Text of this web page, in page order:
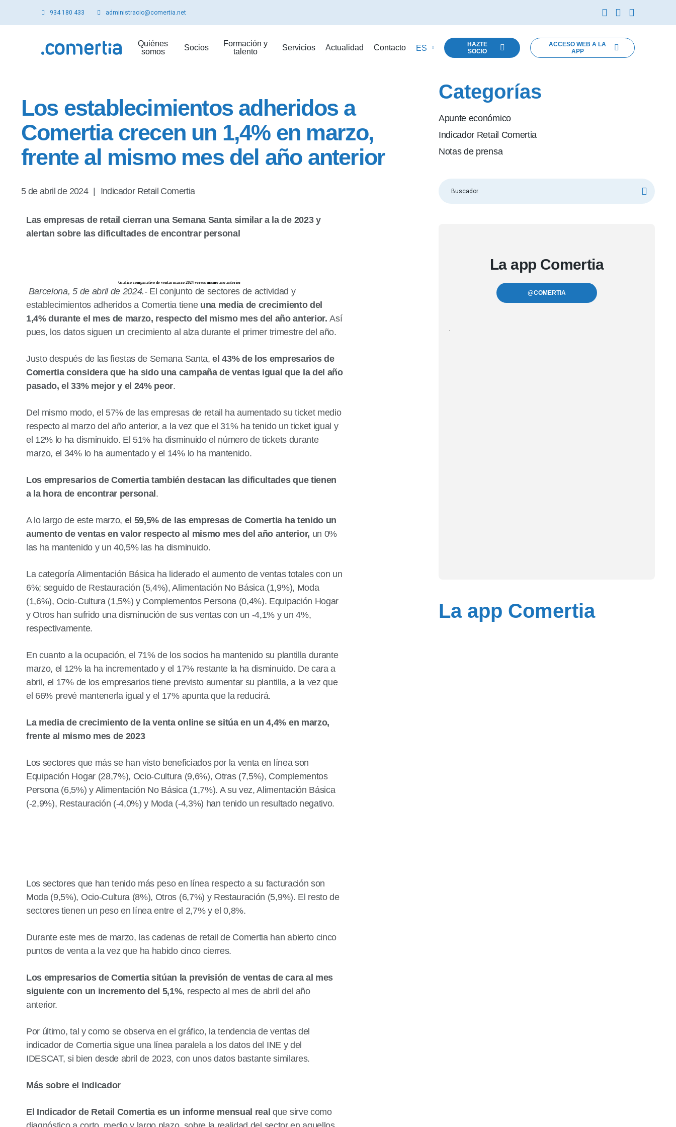
934 180 433 administracio@comertia.net
Quiénes
somos
Socios
Formación y
talento
Servicios Actualidad Contacto ES
HAZTE
SOCIO
ACCESO WEB A LA
APP
Los establecimientos adheridos a
Comertia crecen un 1,4% en marzo,
frente al mismo mes del año anterior
5 de abril de 2024 Indicador Retail Comertia
Las empresas de retail cierran una Semana Santa similar a la de 2023 y
alertan sobre las dificultades de encontrar personal
Gràfico comparativo de ventas marzo 2024 versus mismo año anterior
Barcelona, 5 de abril de 2024.- El conjunto de sectores de actividad y
establecimientos adheridos a Comertia tiene una media de crecimiento del
1,4% durante el mes de marzo, respecto del mismo mes del año anterior.Así
pues, los datos siguen un crecimiento al alza durante el primer trimestre del año.
Justo después de las fiestas de Semana Santa,el 43% de los empresarios de
Comertia considera que ha sido una campaña de ventas igual que la del año
pasado, el 33% mejor y el 24% peor.
Del mismo modo, el 57% de las empresas de retail ha aumentado su ticket medio
respecto al marzo del año anterior, a la vez que el 31% ha tenido un ticket igual y
el 12% lo ha disminuido. El 51% ha disminuido el número de tickets durante
marzo, el 34% lo ha aumentado y el 14% lo ha mantenido.
Los empresarios de Comertia también destacan las dificultades que tienen
a la hora de encontrar personal .
A lo largo de este marzo, el 59,5% de las empresas de Comertia ha tenido un
aumento de ventas en valor respecto al mismo mes del año anterior, un 0%
las ha mantenido y un 40,5% las ha disminuido.
La categoría Alimentación Básica ha liderado el aumento de ventas totales con un
6%; seguido de Restauración (5,4%), Alimentación No Básica (1,9%), Moda
(1,6%), Ocio-Cultura (1,5%) y Complementos Persona (0,4%). Equipación Hogar
y Otros han sufrido una disminución de sus ventas con un -4,1% y un 4%,
respectivamente.
En cuanto a la ocupación, el 71% de los socios ha mantenido su plantilla durante
marzo, el 12% la ha incrementado y el 17% restante la ha disminuido. De cara a
abril, el 17% de los empresarios tiene previsto aumentar su plantilla, a la vez que
el 66% prevé mantenerla igual y el 17% apunta que la reducirá.
La media de crecimiento de la venta online se sitúa en un 4,4% en marzo,
frente al mismo mes de 2023
Los sectores que más se han visto beneficiados por la venta en línea son
Equipación Hogar (28,7%), Ocio-Cultura (9,6%), Otras (7,5%), Complementos
Persona (6,5%) y Alimentación No Básica (1,7%). A su vez, Alimentación Básica
(-2,9%), Restauración (-4,0%) y Moda (-4,3%) han tenido un resultado negativo.
Los sectores que han tenido más peso en línea respecto a su facturación son
Moda (9,5%), Ocio-Cultura (8%), Otros (6,7%) y Restauración (5,9%). El resto de
sectores tienen un peso en línea entre el 2,7% y el 0,8%.
Durante este mes de marzo, las cadenas de retail de Comertia han abierto cinco
puntos de venta a la vez que ha habido cinco cierres.
Los empresarios de Comertia sitúan la previsión de ventas de cara al mes
siguiente con un incremento del 5,1%, respecto al mes de abril del año
anterior.
Por último, tal y como se observa en el gráfico, la tendencia de ventas del
indicador de Comertia sigue una línea paralela a los datos del INE y del
IDESCAT, si bien desde abril de 2023, con unos datos bastante similares.
Más sobre el indicador
El Indicador de Retail Comertia es un informe mensual realque sirve como
Categorías
Apunte económico
Indicador Retail Comertia
Notas de prensa
La app Comertia
@COMERTIA
·
La app Comertia